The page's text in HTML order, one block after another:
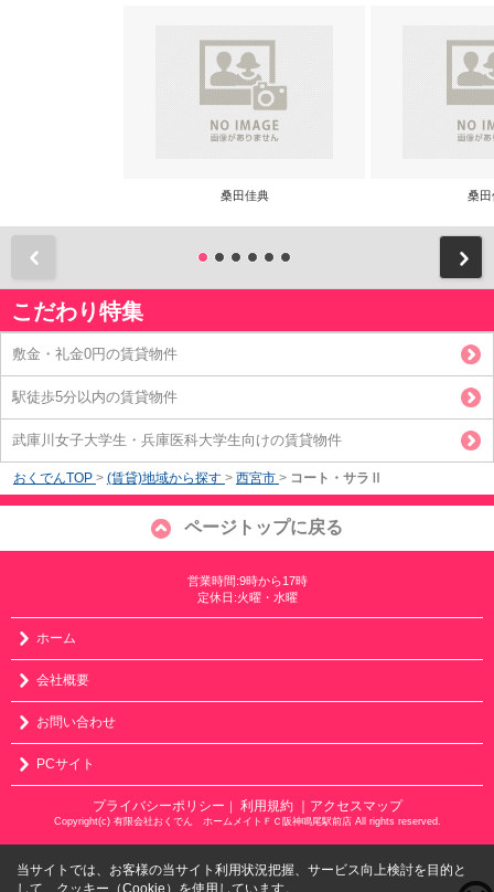
桑田佳典 桑田
こだわり特集
敷金・礼金0円の賃貸物件
駅徒歩5分以内の賃貸物件
武庫川女子大学生・兵庫医科大学生向けの賃貸物件
おくでんTOP > (賃貸)地域から探す > 西宮市 > コート・サラⅡ
ページトップに戻る
営業時間:9時から17時
定休日:火曜・水曜
ホーム
会社概要
お問い合わせ
PCサイト
プライバシーポリシー 利用規約 ｜アクセスマップ
Copyright(c) 有限会社おくでん ホームメイトＦＣ阪神鳴尾駅前店 All rights reserved.
当サイトでは、お客様の当サイト利用状況把握、サービス向上検討を目的と
して、クッキー（Cookie）を使用しています。